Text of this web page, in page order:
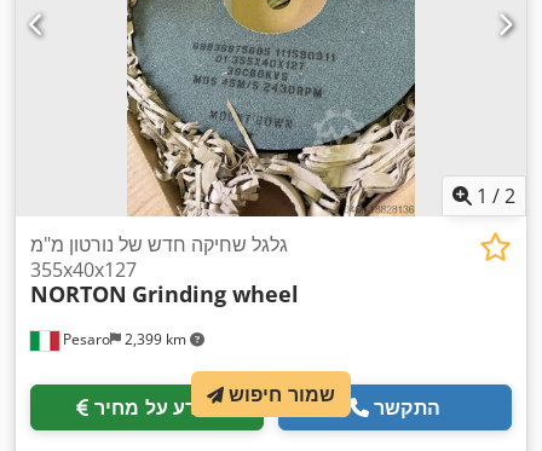
1 /2
Pesaro 2,399 km
גלגל שחיקה חדש של נורטון מ"מ
355x40x127
NORTON Grinding wheel
מידע על מחיר התקשר שמור חיפוש